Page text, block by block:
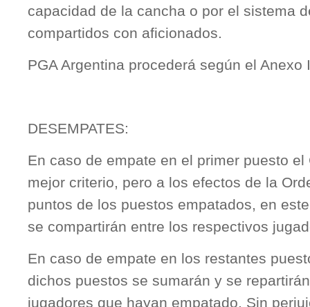
capacidad de la cancha o por el sistema
compartidos con aficionados.
PGA Argentina procederá según el Anexo I
DESEMPATES:
En caso de empate en el primer puesto
mejor criterio, pero a los efectos de la
puntos de los puestos empatados, en
se compartirán entre los respectivos
En caso de empate en los restantes
dichos puestos se sumarán y se
jugadores que hayan empatado. Sin